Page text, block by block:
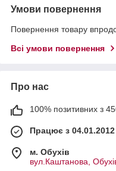
Умови повернення
Повернення товару
Всі умови повернення
Про нас
100% позитивних з
Працює з 04.01.2012
м. Обухів
вул.Каштанова,